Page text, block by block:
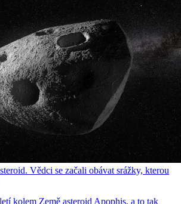
Vědci se začali obávat srážky, kterou
kolem Země asteroid Apophis, a to tak